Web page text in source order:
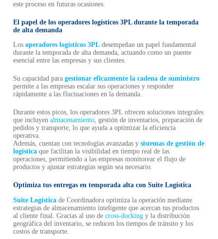
este proceso en futuras ocasiones.
El papel de los operadores logísticos 3PL durante la temporada
de alta demanda
Los operadores logísticos 3PLdesempeñan un papel fundamental
durante la temporada de alta demanda, actuando como un puente
esencial entre las empresas y sus clientes.
Su capacidad para gestionar eficazmente la cadena de suministro
permite a las empresas escalar sus operaciones y responder
rápidamente a las fluctuaciones en la demanda.
Durante estos picos, los operadores 3PL ofrecen soluciones integrales
que incluyen almacenamiento, gestión de inventarios, preparación de
pedidos y transporte, lo que ayuda a optimizar la eficiencia
operativa.
Además, cuentan con tecnologías avanzadas y sistemas de gestión de
logísticaque facilitan la visibilidad en tiempo real de las
operaciones, permitiendo a las empresas monitorear el flujo de
productos y ajustar estrategias según sea necesario.
Optimiza tus entregas en temporada alta con Suite Logística
Suite Logísticade Coordinadora optimiza la operación mediante
estrategias de almacenamiento inteligente que acercan tus productos
al cliente final. Gracias al uso de cross-dockingy la distribución
geográfica del inventario, se reducen los tiempos de tránsito y los
costos de transporte.